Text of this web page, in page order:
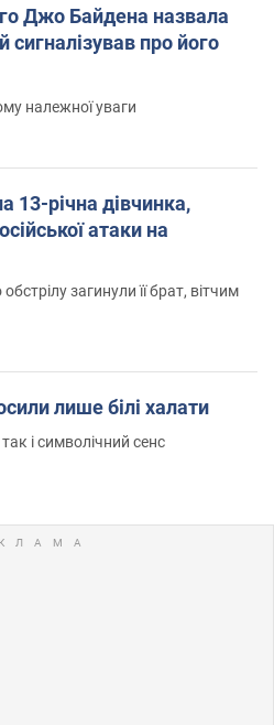
Джо Байдена назвала
про його
належної уваги
13-річна дівчинка,
атаки на
загинули її брат, вітчим
лише білі халати
і символічний сенс